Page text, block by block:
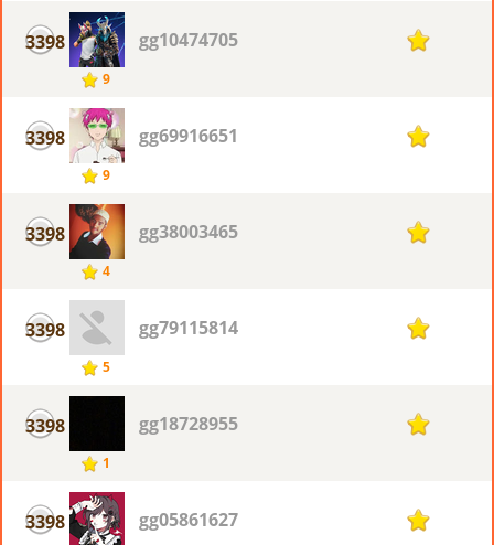
3398
9
gg10474705 1
3398
9
gg69916651 1
3398
4
gg38003465 1
3398
5
gg79115814 1
3398
1
gg18728955 1
3398 gg05861627 1